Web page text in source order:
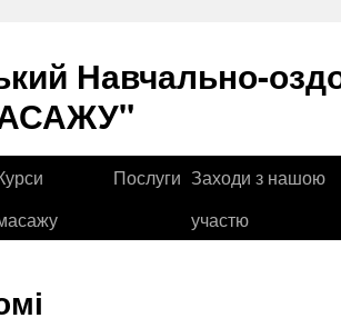
Навчально-
Послуги Заходи з нашою
участю